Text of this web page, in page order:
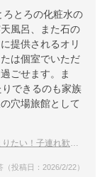
とろの化粧水の
風呂、また石の
提供されるオリ
は個室でいただ
ごせます。ま
できるのも家族
穴場旅館として
れ歓迎の穴場な宿は？
投稿日：2026/2/22）